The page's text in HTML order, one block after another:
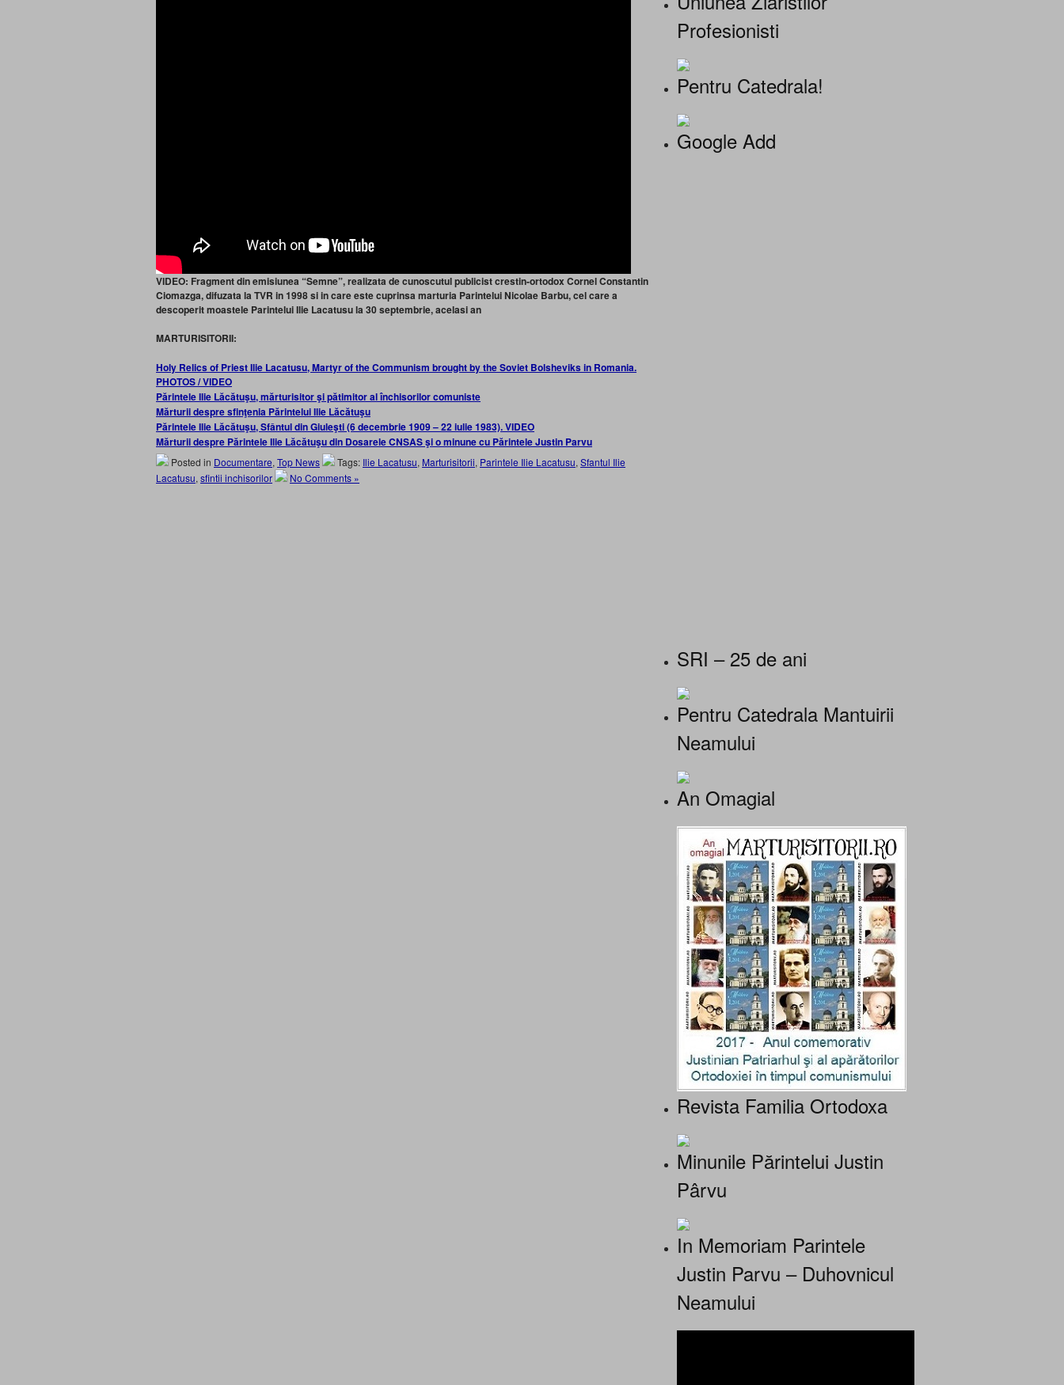
VIDEO: Fragment din emisiunea “Semne”, realizata de cunoscutul publicist crestin-ortodox Cornel Constantin
Ciomazga, difuzata la TVR in 1998 si in care este cuprinsa marturia Parintelui Nicolae Barbu, cel care a
descoperit moastele Parintelui Ilie Lacatusu la 30 septembrie, acelasi an
MARTURISITORII:
Holy Relics of Priest Ilie Lacatusu, Martyr of the Communism brought by the Soviet Bolsheviks in Romania.
PHOTOS / VIDEO
Părintele Ilie Lăcătuşu, mărturisitor şi pătimitor al închisorilor comuniste
Mărturii despre sfinţenia Părintelui Ilie Lăcătuşu
Părintele Ilie Lăcătuşu, Sfântul din Giuleşti (6 decembrie 1909 – 22 iulie 1983). VIDEO
Mărturii despre Părintele Ilie Lăcătuşu din Dosarele CNSAS şi o minune cu Părintele Justin Parvu
Posted in Documentare, Top News Tags: Ilie Lacatusu, Marturisitorii, Parintele Ilie Lacatusu, Sfantul Ilie
Lacatusu, sfintii inchisorilor No Comments »
Profesionisti
Pentru Catedrala!
Google Add
SRI – 25 de ani
Pentru Catedrala Mantuirii
Neamului
An Omagial
Revista Familia Ortodoxa
Minunile Părintelui Justin
Pârvu
In Memoriam Parintele
Justin Parvu – Duhovnicul
Neamului